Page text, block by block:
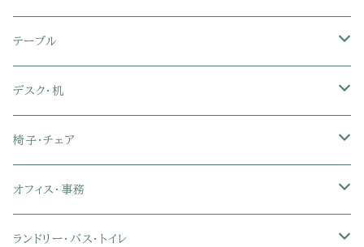
革・レザー・合皮ソファ
布張り・ファブリックソファ
ソファカバー
キャビネット・サイドボード
ランドリー・トイレ収納
玄関収納
突っ張り棚・突っ張りラック
テレビスタンド
サイドチェスト
幅90cm以下テレビ台
幅91～120cmテレビ台
幅121～150cmテレビ台
キッチンラック・冷蔵庫ラック
隙間収納
キッチンマット
キッチン用品
キッチン家電
シングル
セミシングル
シングル
すのこベッド
セミシングル
シングル
脚付きマットレス
セミシングル
シングル
パイプベッド
ロフトベッド
2段ベッド
布団セット
枕
タオルケット・ガーゼケット
ブランケット・毛布
布団カバー・敷きパッド
玄関マット
キッチンマット
フローリングマット
ジョイントマット
ダイニングテーブル
ダイニングチェア・ベンチ
ダイニングテーブルセット
2人用ダイニングテーブルセット
4人用ダイニングテーブルセット
テーブル
サイドテーブル
ウッドテーブル
センターテーブル
ガラステーブル
デスク・机
パソコン・オフィスデスク
L字デスク
収納付きデスク
椅子・チェア
ダイニングチェア・ベンチ
オフィスチェア
オフィス・事務
オフィスチェア
ランドリー・バス・トイレ